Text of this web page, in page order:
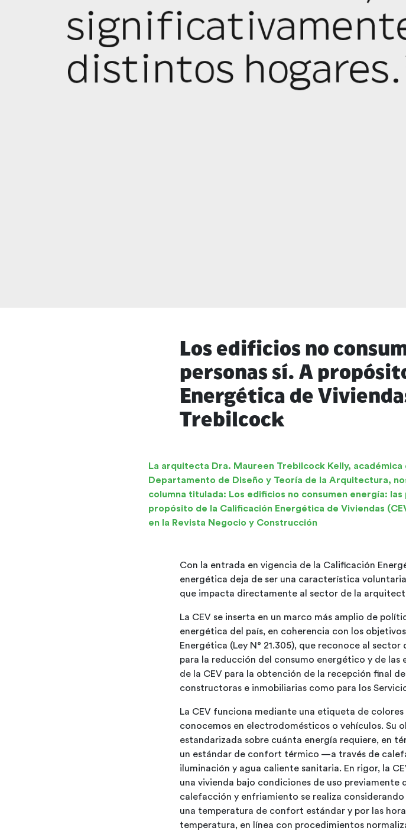
Los edificios no
personas sí. A
Energética de
Trebilcock
La arquitecta Dra. Maureen Trebilcock Kelly, académica
Departamento de Diseño y Teoría de la Arquitectura,
columna titulada: Los edificios no consumen energía: las
propósito de la Calificación Energética de Viviendas
en la Revista Negocio y Construcción
Con la entrada en vigencia de la Calificación
energética deja de ser una característica
que impacta directamente al sector de la
La CEV se inserta en un marco más amplio de
energética del país, en coherencia con los
Energética (Ley N° 21.305), que reconoce al
para la reducción del consumo energético y de las
de la CEV para la obtención de la recepción final
constructoras e inmobiliarias como para los
La CEV funciona mediante una etiqueta de
conocemos en electrodomésticos o vehículos. Su
estandarizada sobre cuánta energía requiere, en
un estándar de confort térmico —a través de
iluminación y agua caliente sanitaria. En rigor, la
una vivienda bajo condiciones de uso previamente
calefacción y enfriamiento se realiza
una temperatura de confort estándar y por las
temperatura, en línea con procedimientos